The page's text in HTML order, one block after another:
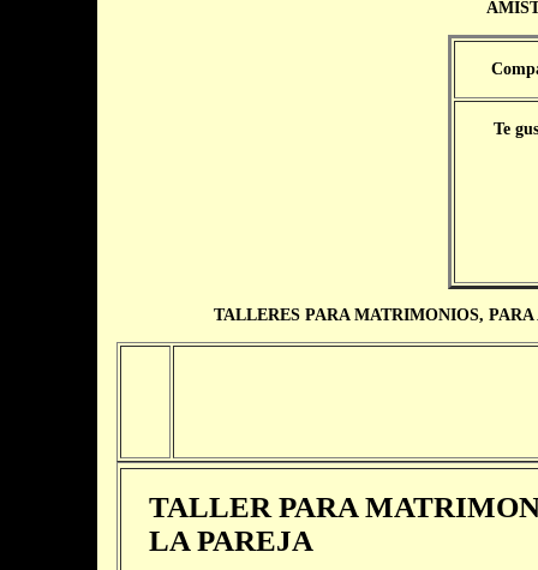
Te
TALLERES PARA MATRIMONIOS,
TALLER PARA
LA PAREJA